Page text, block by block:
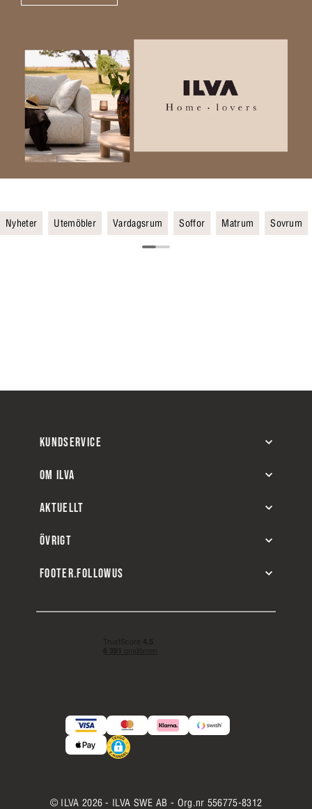
Nyheter Utemöbler Vardagsrum Soffor Matrum Sovrum
KUNDSERVICE
OM ILVA
AKTUELLT
ÖVRIGT
FOOTER.FOLLOWUS
© ILVA 2026 - ILVA SWE AB - Org.nr 556775-8312